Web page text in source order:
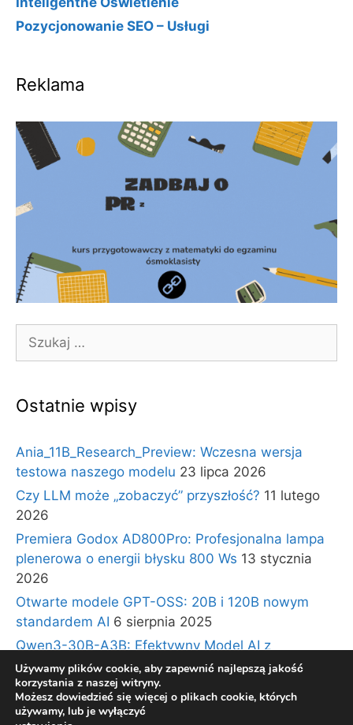
Pozycjonowanie SEO – Usługi
Reklama
Ostatnie wpisy
Ania_11B_Research_Preview: Wczesna wersja
testowa naszego modelu 23 lipca 2026
Czy LLM może „zobaczyć” przyszłość? 11 lutego
2026
Premiera Godox AD800Pro: Profesjonalna lampa
plenerowa o energii błysku 800 Ws 13 stycznia
2026
Otwarte modele GPT-OSS: 20B i 120B nowym
standardem AI 6 sierpnia 2025
Qwen3-30B-A3B: Efektywny Model AI z
Architekturą Ekspertów i Długim Kontekstem 30
lipca 2025
Używamy plików cookie, aby zapewnić najlepszą jakość
korzystania z naszej witryny.
Możesz dowiedzieć się więcej o plikach cookie, których
używamy, lub je wyłączyć